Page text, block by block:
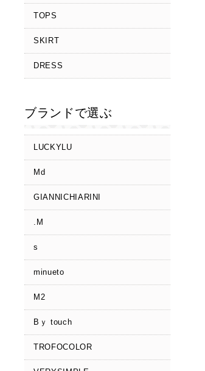
TOPS
SKIRT
DRESS
ブランドで選ぶ
LUCKYLU
Md
GIANNICHIARINI
.M
s
minueto
M2
Bｙ touch
TROFOCOLOR